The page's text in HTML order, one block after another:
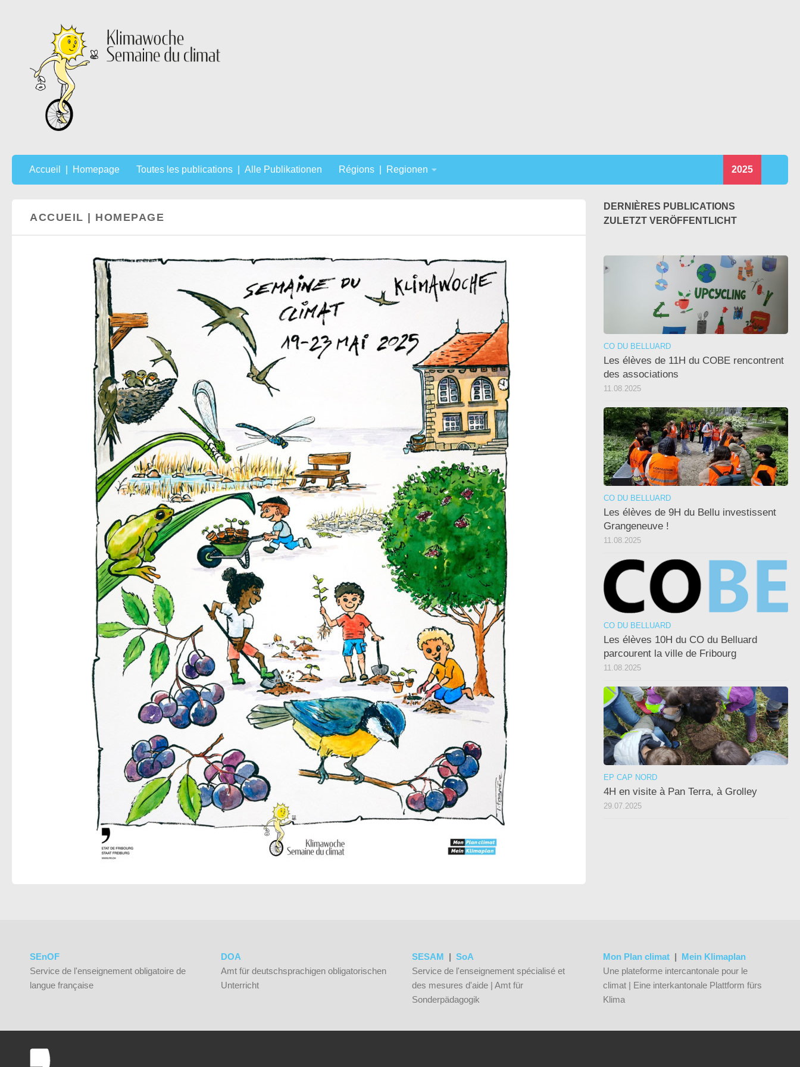
Accueil | Homepage Toutes les publications | Alle Publikationen Régions | Regionen 2025
ACCUEIL | HOMEPAGE
DERNIÈRES PUBLICATIONS
ZULETZT VERÖFFENTLICHT
CO DU BELLUARD
Les élèves de 11H du COBE rencontrent
des associations
11.08.2025
CO DU BELLUARD
Les élèves de 9H du Bellu investissent
Grangeneuve !
11.08.2025
CO DU BELLUARD
Les élèves 10H du CO du Belluard
parcourent la ville de Fribourg
11.08.2025
EP CAP NORD
4H en visite à Pan Terra, à Grolley
29.07.2025
SEnOF
Service de l'enseignement obligatoire de
langue française
DOA
Amt für deutschsprachigen obligatorischen
Unterricht
SESAM | SoA
Service de l'enseignement spécialisé et
des mesures d'aide | Amt für
Sonderpädagogik
Mon Plan climat| Mein Klimaplan
Une plateforme intercantonale pour le
climat | Eine interkantonale Plattform fürs
Klima